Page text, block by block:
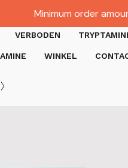
VERBODEN
WINKEL
Minimum order